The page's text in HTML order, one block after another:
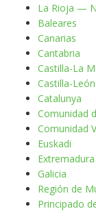
La Rioja —
Baleares
Canarias
Cantabria
Castilla-La
Castilla-León
Catalunya
Comunidad
Comunidad
Euskadi
Extremadura
Galicia
Región de
Principado